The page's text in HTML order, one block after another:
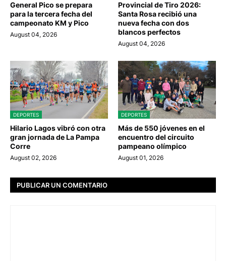
General Pico se prepara
para la tercera fecha del
campeonato KM y Pico
August 04, 2026
Provincial de Tiro 2026:
Santa Rosa recibió una
nueva fecha con dos
blancos perfectos
August 04, 2026
DEPORTES
Hilario Lagos vibró con otra
gran jornada de La Pampa
Corre
August 02, 2026
DEPORTES
Más de 550 jóvenes en el
encuentro del circuito
pampeano olímpico
August 01, 2026
PUBLICAR UN COMENTARIO